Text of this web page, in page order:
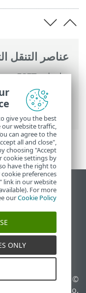
عناصر التنقل
تعليمات ESET عبر الإنترنت
استخدام ‎ESET PROTECT
ESET PROTECT
مجموعات
عرض موقع سطح
End of Life
قاعدة معارف ESET
Status Portal
الدعم الإقليمي
ESET, spol. s
r.o.‎ - جميع الحقوق محفوظة.
give you the best
our website traffic,
can agree to the
all and close",
choosing "Accept
cookie settings by
have the right to
preferences
link in our website
For more
ourCookie Policy
ONLY